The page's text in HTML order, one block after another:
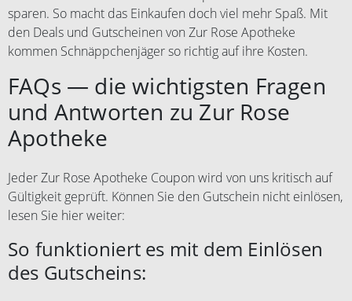
sparen. So macht das Einkaufen doch viel mehr Spaß. Mit
den Deals und Gutscheinen von Zur Rose Apotheke
kommen Schnäppchenjäger so richtig auf ihre Kosten.
FAQs — die wichtigsten Fragen
und Antworten zu Zur Rose
Apotheke
Jeder Zur Rose Apotheke Coupon wird von uns kritisch auf
Gültigkeit geprüft. Können Sie den Gutschein nicht einlösen,
lesen Sie hier weiter:
So funktioniert es mit dem Einlösen
des Gutscheins: